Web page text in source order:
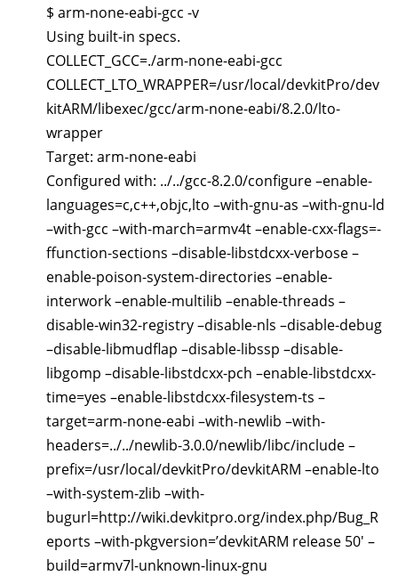
$ arm-none-eabi-gcc -v
Using built-in specs.
COLLECT_GCC=./arm-none-eabi-gcc
COLLECT_LTO_WRAPPER=/usr/local/devkitPro/dev
kitARM/libexec/gcc/arm-none-eabi/8.2.0/lto-
wrapper
Target: arm-none-eabi
Configured with: ../../gcc-8.2.0/configure –enable-
languages=c,c++,objc,lto –with-gnu-as –with-gnu-ld
–with-gcc –with-march=armv4t –enable-cxx-flags=-
ffunction-sections –disable-libstdcxx-verbose –
enable-poison-system-directories –enable-
interwork –enable-multilib –enable-threads –
disable-win32-registry –disable-nls –disable-debug
–disable-libmudflap –disable-libssp –disable-
libgomp –disable-libstdcxx-pch –enable-libstdcxx-
time=yes –enable-libstdcxx-filesystem-ts –
target=arm-none-eabi –with-newlib –with-
headers=../../newlib-3.0.0/newlib/libc/include –
prefix=/usr/local/devkitPro/devkitARM –enable-lto
–with-system-zlib –with-
bugurl=http://wiki.devkitpro.org/index.php/Bug_R
eports –with-pkgversion=’devkitARM release 50′ –
build=armv7l-unknown-linux-gnu